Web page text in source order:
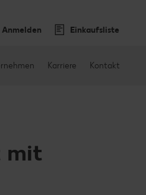
Anmelden Einkaufsliste
Karriere Kontakt
mit